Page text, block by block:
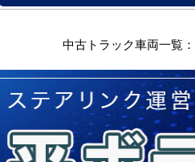
中古トラック車両一覧：